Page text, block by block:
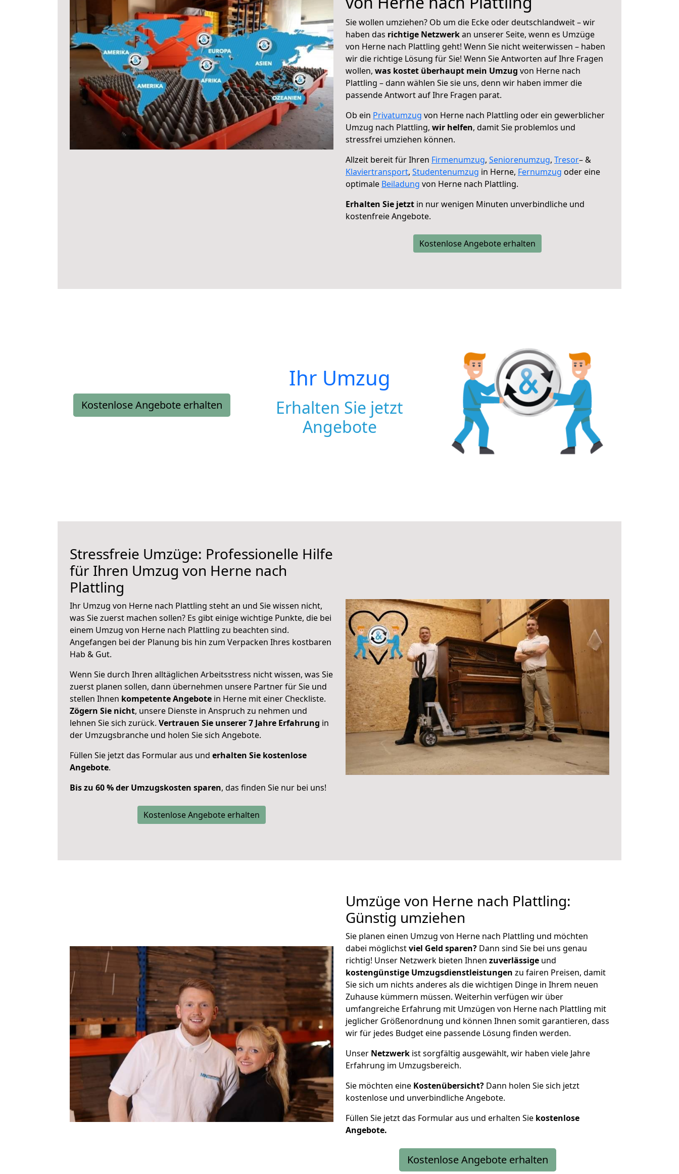
Sie wollen umziehen? Ob um die Ecke oder deutschlandweit – wir
haben das richtige Netzwerkan unserer Seite, wenn es Umzüge
von Herne nach Plattling geht! Wenn Sie nicht weiterwissen – haben
wir die richtige Lösung für Sie! Wenn Sie Antworten auf Ihre Fragen
wollen, was kostet überhaupt mein Umzug von Herne nach
Plattling – dann wählen Sie sie uns, denn wir haben immer die
passende Antwort auf Ihre Fragen parat.
Ob ein Privatumzug von Herne nach Plattling oder ein gewerblicher
Umzug nach Plattling, wir helfen, damit Sie problemlos und
stressfrei umziehen können.
Allzeit bereit für Ihren Firmenumzug, Seniorenumzug, Tresor– &
Klaviertransport, Studentenumzug in Herne, Fernumzug oder eine
optimale Beiladung von Herne nach Plattling.
Erhalten Sie jetzt in nur wenigen Minuten unverbindliche und
kostenfreie Angebote.
Kostenlose Angebote erhalten
Kostenlose Angebote erhalten
Ihr Umzug
Erhalten Sie jetzt
Angebote
Stressfreie Umzüge: Professionelle Hilfe
für Ihren Umzug von Herne nach
Plattling
Ihr Umzug von Herne nach Plattling steht an und Sie wissen nicht,
was Sie zuerst machen sollen? Es gibt einige wichtige Punkte, die bei
einem Umzug von Herne nach Plattling zu beachten sind.
Angefangen bei der Planung bis hin zum Verpacken Ihres kostbaren
Hab & Gut.
Wenn Sie durch Ihren alltäglichen Arbeitsstress nicht wissen, was Sie
zuerst planen sollen, dann übernehmen unsere Partner für Sie und
stellen Ihnen kompetente Angebote in Herne mit einer Checkliste.
Zögern Sie nicht, unsere Dienste in Anspruch zu nehmen und
lehnen Sie sich zurück. Vertrauen Sie unserer 7 Jahre Erfahrung in
der Umzugsbranche und holen Sie sich Angebote.
Füllen Sie jetzt das Formular aus und erhalten Sie kostenlose
Angebote.
Bis zu 60 % der Umzugskosten sparen, das finden Sie nur bei uns!
Kostenlose Angebote erhalten
Umzüge von Herne nach Plattling:
Günstig umziehen
Sie planen einen Umzug von Herne nach Plattling und möchten
dabei möglichstviel Geld sparen? Dann sind Sie bei uns genau
richtig! Unser Netzwerk bieten Ihnen zuverlässige und
kostengünstige Umzugsdienstleistungen zu fairen Preisen, damit
Sie sich um nichts anderes als die wichtigen Dinge in Ihrem neuen
Zuhause kümmern müssen. Weiterhin verfügen wir über
umfangreiche Erfahrung mit Umzügen von Herne nach Plattling mit
jeglicher Größenordnung und können Ihnen somit garantieren, dass
wir für jedes Budget eine passende Lösung finden werden.
Unser Netzwerk ist sorgfältig ausgewählt, wir haben viele Jahre
Erfahrung im Umzugsbereich.
Sie möchten eine Kostenübersicht? Dann holen Sie sich jetzt
kostenlose und unverbindliche Angebote.
Füllen Sie jetzt das Formular aus und erhalten Sie kostenlose
Angebote.
Kostenlose Angebote erhalten